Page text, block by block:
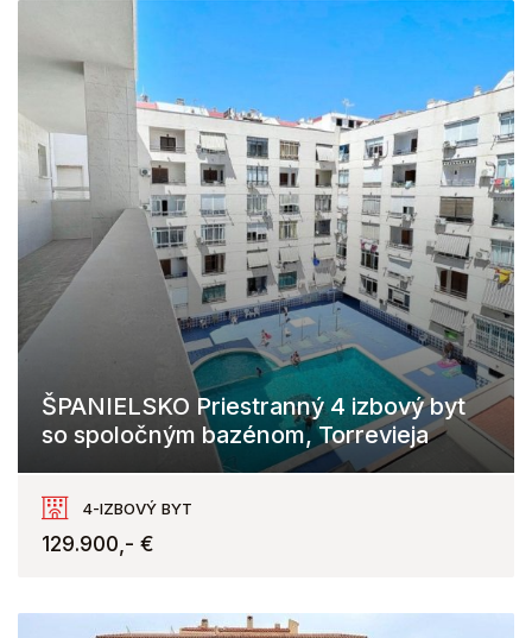
ŠPANIELSKO Priestranný 4 izbový byt
so spoločným bazénom, Torrevieja
Torrevieja
4-IZBOVÝ BYT
129.900,- €